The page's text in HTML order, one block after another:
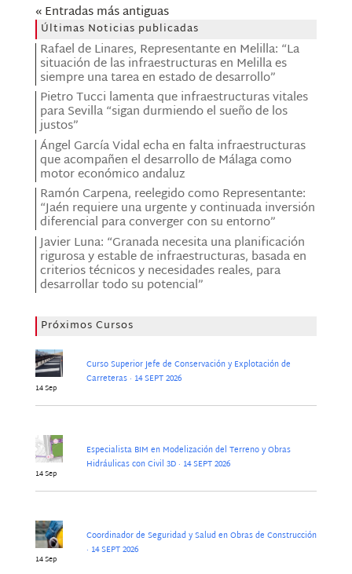
« Entradas más antiguas
Últimas Noticias publicadas
Rafael de Linares, Representante en Melilla: “La
situación de las infraestructuras en Melilla es
siempre una tarea en estado de desarrollo”
Pietro Tucci lamenta que infraestructuras vitales
para Sevilla “sigan durmiendo el sueño de los
justos”
Ángel García Vidal echa en falta infraestructuras
que acompañen el desarrollo de Málaga como
motor económico andaluz
Ramón Carpena, reelegido como Representante:
“Jaén requiere una urgente y continuada inversión
diferencial para converger con su entorno”
Javier Luna: “Granada necesita una planificación
rigurosa y estable de infraestructuras, basada en
criterios técnicos y necesidades reales, para
desarrollar todo su potencial”
Próximos Cursos
14 Sep
Curso Superior Jefe de Conservación y Explotación de
Carreteras · 14 SEPT 2026
14 Sep
Especialista BIM en Modelización del Terreno y Obras
Hidráulicas con Civil 3D · 14 SEPT 2026
14 Sep
Coordinador de Seguridad y Salud en Obras de Construcción
· 14 SEPT 2026